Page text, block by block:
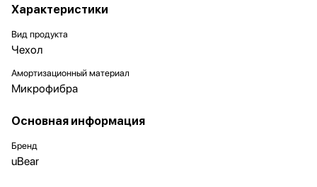
Характеристики
Вид продукта
Чехол
Амортизационный материал
Микрофибра
Основная информация
Бренд
uBear